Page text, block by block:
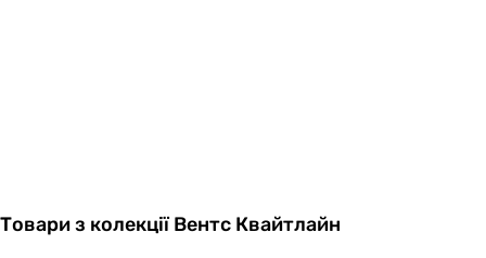
Товари з колекції Вентс Квайтлайн